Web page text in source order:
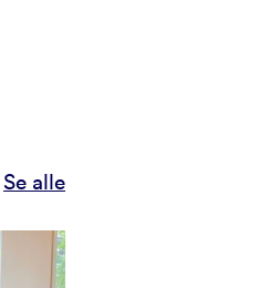
Se alle